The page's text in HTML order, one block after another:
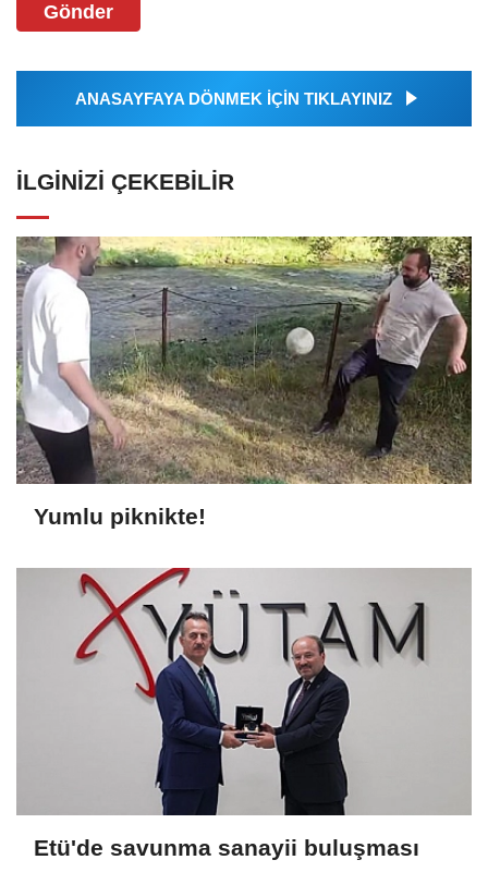
Gönder
ANASAYFAYA DÖNMEK İÇİN TIKLAYINIZ
İLGINIZI ÇEKEBILIR
Yumlu piknikte!
Etü'de savunma sanayii buluşması